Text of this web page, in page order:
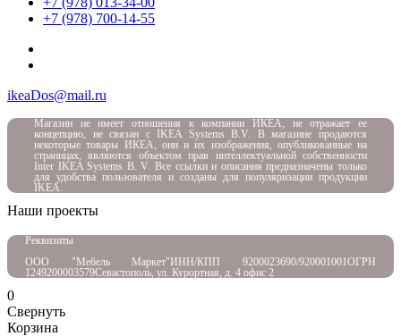
+7 (978) 700-14-55
ikeaDos@mail.ru
Магазин не имеет отношения к компании ИКЕА, не отражает ее
концепцию, не связан с
IKEA Systems B.V. В магазине продаются
некоторые товары ИКЕА, они и их изображения, опубликованные на
страницах, являются объектом прав интеллектуальной собственности
Inter IKEA Systems B. V. Все ссылки и описания предназначены только
для удобства пользователя и созданы для популяризации продукции
IKEA.
Наши проекты
Реквизиты
ООО "Мебель Маркет"ИНН/КПП 9200023690/920001001ОГРН
1249200003579Севастополь, ул. Курортная, д. 4 офис 2
0
Свернуть
Корзина